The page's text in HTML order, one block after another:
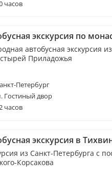
часов
экскурсия по
автобусная экскурсия
Приладожья
Петербург
Гостиный двор
часов
экскурсия в
из Санкт-Петербурга с
Корсакова